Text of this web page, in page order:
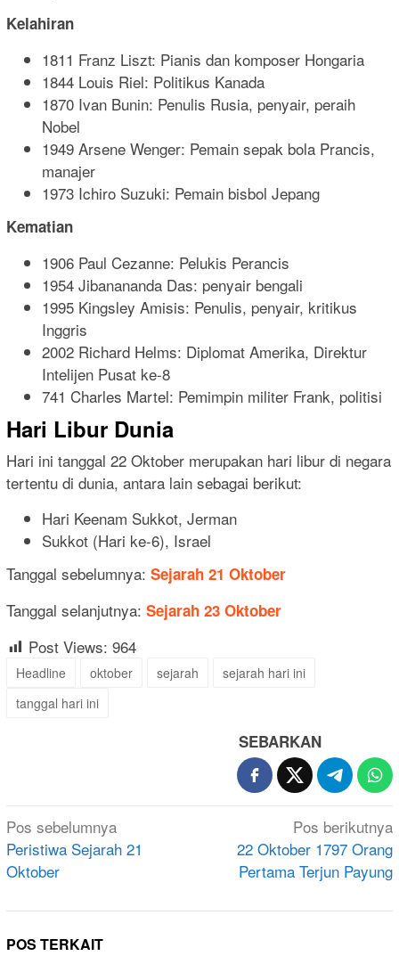
Kelahiran
1811 Franz Liszt: Pianis dan komposer Hongaria
1844 Louis Riel: Politikus Kanada
1870 Ivan Bunin: Penulis Rusia, penyair, peraih
Nobel
1949 Arsene Wenger: Pemain sepak bola Prancis,
manajer
1973 Ichiro Suzuki: Pemain bisbol Jepang
Kematian
1906 Paul Cezanne: Pelukis Perancis
1954 Jibanananda Das: penyair bengali
1995 Kingsley Amisis: Penulis, penyair, kritikus
Inggris
2002 Richard Helms: Diplomat Amerika, Direktur
Intelijen Pusat ke-8
741 Charles Martel: Pemimpin militer Frank, politisi
Hari Libur Dunia
Hari ini tanggal 22 Oktober merupakan hari libur di negara
tertentu di dunia, antara lain sebagai berikut:
Hari Keenam Sukkot, Jerman
Sukkot (Hari ke-6), Israel
Tanggal sebelumnya: Sejarah 21 Oktober
Tanggal selanjutnya: Sejarah 23 Oktober
Post Views: 964
Headline oktober sejarah
sejarah hari ini
tanggal hari ini
SEBARKAN
Navigasi
pos
Pos sebelumnya
Peristiwa Sejarah 21
Oktober
Pos berikutnya
22 Oktober 1797 Orang
Pertama Terjun Payung
POS TERKAIT